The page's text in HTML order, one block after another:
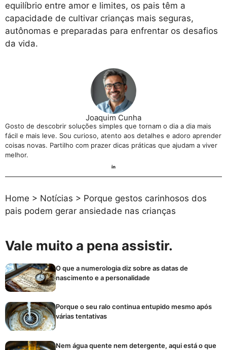
equilíbrio entre amor e limites, os pais têm a
capacidade de cultivar crianças mais seguras,
autônomas e preparadas para enfrentar os desafios
da vida.
Joaquim Cunha
Gosto de descobrir soluções simples que tornam o dia a dia mais
fácil e mais leve. Sou curioso, atento aos detalhes e adoro aprender
coisas novas. Partilho com prazer dicas práticas que ajudam a viver
melhor.
Home > Notícias > Porque gestos carinhosos dos
pais podem gerar ansiedade nas crianças
Vale muito a pena assistir.
O que a numerologia diz sobre as datas de
nascimento e a personalidade
Porque o seu ralo continua entupido mesmo após
várias tentativas
Nem água quente nem detergente, aqui está o que